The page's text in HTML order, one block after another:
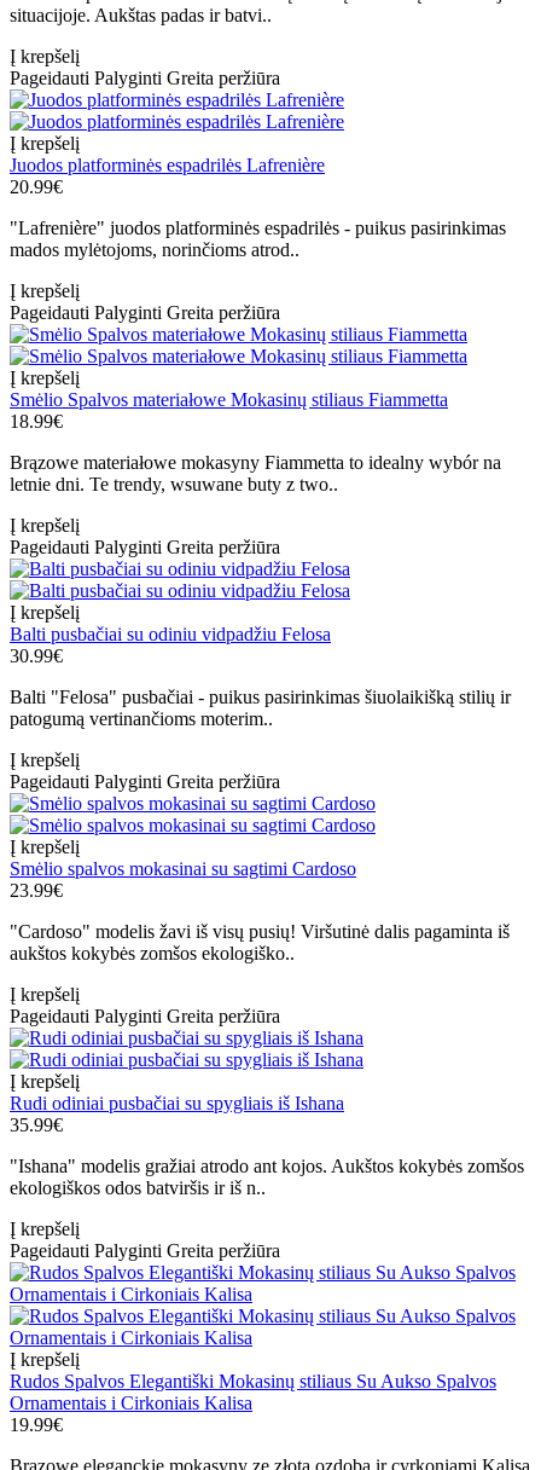
situacijoje. Aukštas padas ir batvi..
Į krepšelį
Pageidauti Palyginti Greita peržiūra
Į krepšelį
Juodos platforminės espadrilės Lafrenière
20.99€
"Lafrenière" juodos platforminės espadrilės - puikus pasirinkimas
mados mylėtojoms, norinčioms atrod..
Į krepšelį
Pageidauti Palyginti Greita peržiūra
Į krepšelį
Smėlio Spalvos materiałowe Mokasinų stiliaus Fiammetta
18.99€
Brązowe materiałowe mokasyny Fiammetta to idealny wybór na
letnie dni. Te trendy, wsuwane buty z two..
Į krepšelį
Pageidauti Palyginti Greita peržiūra
Į krepšelį
Balti pusbačiai su odiniu vidpadžiu Felosa
30.99€
Balti "Felosa" pusbačiai - puikus pasirinkimas šiuolaikišką stilių ir
patogumą vertinančioms moterim..
Į krepšelį
Pageidauti Palyginti Greita peržiūra
Į krepšelį
Smėlio spalvos mokasinai su sagtimi Cardoso
23.99€
"Cardoso" modelis žavi iš visų pusių! Viršutinė dalis pagaminta iš
aukštos kokybės zomšos ekologiško..
Į krepšelį
Pageidauti Palyginti Greita peržiūra
Į krepšelį
Rudi odiniai pusbačiai su spygliais iš Ishana
35.99€
"Ishana" modelis gražiai atrodo ant kojos. Aukštos kokybės zomšos
ekologiškos odos batviršis ir iš n..
Į krepšelį
Pageidauti Palyginti Greita peržiūra
Į krepšelį
Rudos Spalvos Elegantiški Mokasinų stiliaus Su Aukso Spalvos
Ornamentais i Cirkoniais Kalisa
19.99€